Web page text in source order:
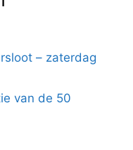
– zaterdag
van de 50